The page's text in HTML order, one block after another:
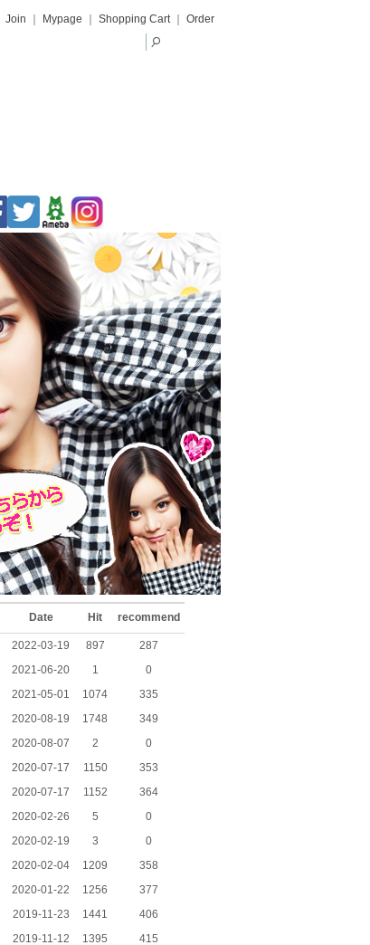
Join Mypage Shopping Cart｜ Order
Date Hit recommend
2022-03-19 897
287
2021-06-20 1
0
2021-05-01 1074
335
2020-08-19 1748
349
2020-08-07 2
0
2020-07-17 1150
353
2020-07-17 1152
364
2020-02-26 5
0
2020-02-19 3
0
2020-02-04 1209
358
2020-01-22 1256
377
2019-11-23 1441
406
2019-11-12 1395
415